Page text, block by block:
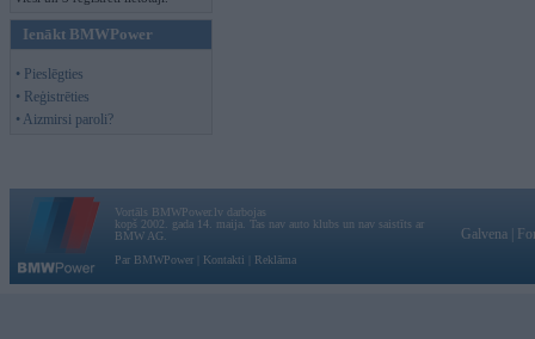
Ienākt BMWPower
• Pieslēgties
• Reģistrēties
• Aizmirsi paroli?
Vortāls BMWPower.lv darbojas
kopš 2002. gada 14. maija. Tas nav auto klubs un nav saistīts ar
BMW AG.
Par BMWPower
Kontakti Reklāma
Galvena